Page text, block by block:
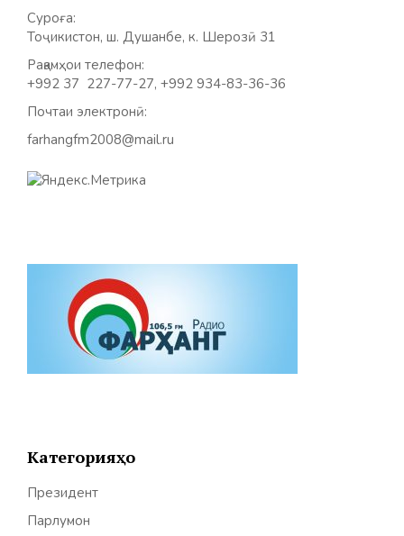
Суроға:
Тоҷикистон, ш. Душанбе, к. Шерозӣ 31
Рақамҳои телефон:
+992 37 227-77-27, +992 934-83-36-36
Почтаи электронӣ:
farhangfm2008@mail.ru
Категорияҳо
Президент
Парлумон